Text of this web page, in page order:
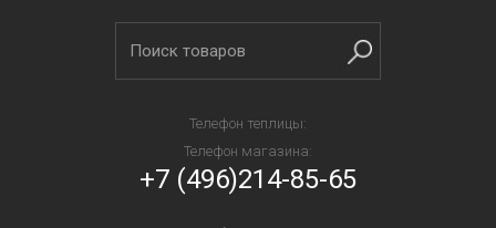
Телефон теплицы:
Телефон магазина:
+7 (496)214-85-65